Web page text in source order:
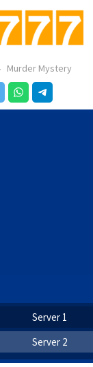
Murder Mystery
Server 1
Server 2